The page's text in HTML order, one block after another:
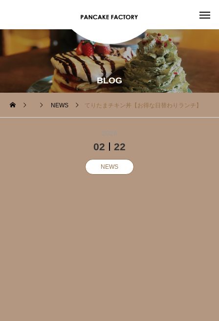
BLOG
NEWS てりたまチキン丼【お得な日替わりランチ】
2024
02 22
NEWS